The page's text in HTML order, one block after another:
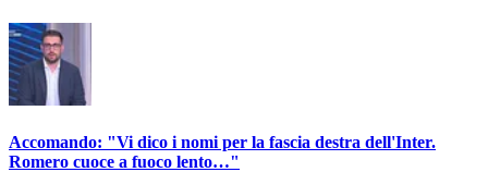
Accomando: "Vi dico i nomi per la fascia destra dell'Inter.
Romero cuoce a fuoco lento…"